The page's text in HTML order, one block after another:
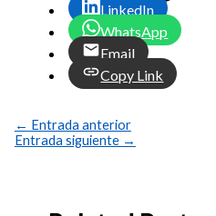
LinkedIn
WhatsApp
Email
Copy Link
← Entrada anterior
Entrada siguiente →